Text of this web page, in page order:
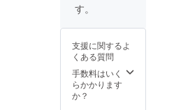
ト用ア
リー
4（水素
マド
ラー）
×4
す。
支援に関するよ
くある質問
手数料はいく
らかかります
か？